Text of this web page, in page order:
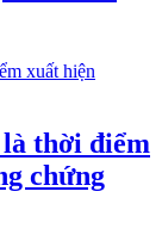
là thời điểm
chứng